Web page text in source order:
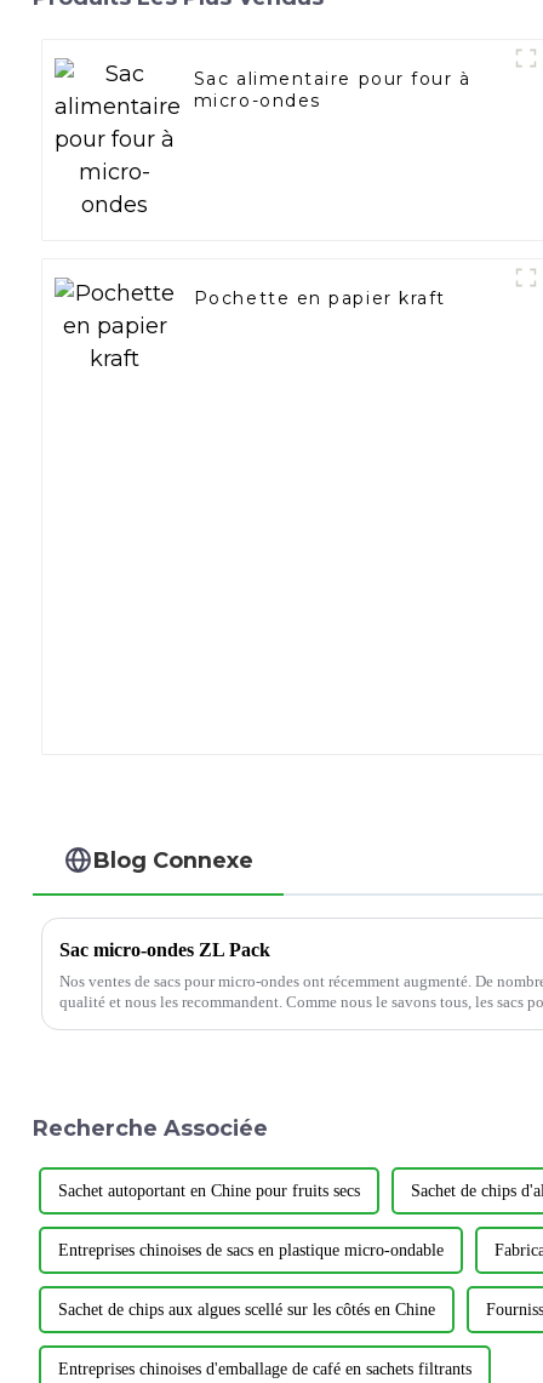
Sac alimentaire pour four à
micro-ondes
Pochette en papier kraft
Blog Connexe
Sac micro-ondes ZL Pack
Nos ventes de sacs pour micro-ondes ont récemment augmenté. De
qualité et nous les recommandent. Comme nous le savons tous, les sacs
Recherche Associée
Sachet autoportant en Chine pour fruits secs Sachet de chips
Entreprises chinoises de sacs en plastique micro-ondable
Sachet de chips aux algues scellé sur les côtés en Chine
Entreprises chinoises d'emballage de café en sachets filtrants